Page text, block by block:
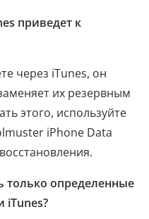
приведет к
через iTunes, он
их резервным
этого, используйте
iPhone Data
только определенные
iTunes?